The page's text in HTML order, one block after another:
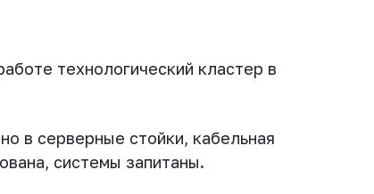
технологический кластер в
в серверные стойки, кабельная
системы запитаны.